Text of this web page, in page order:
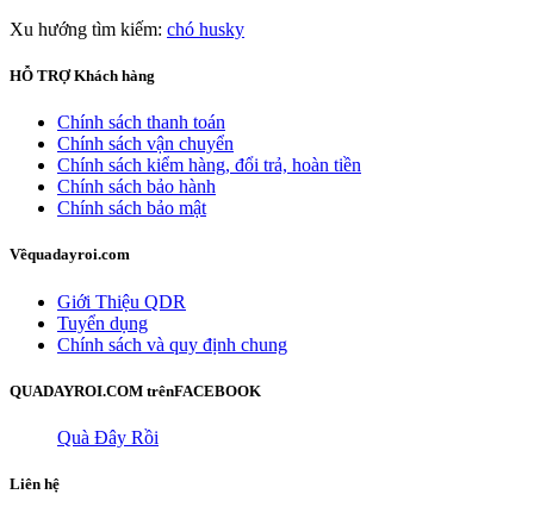
Xu hướng tìm kiếm: chó husky
HỖ TRỢKhách hàng
Chính sách thanh toán
Chính sách vận chuyển
Chính sách kiểm hàng, đổi trả, hoàn tiền
Chính sách bảo hành
Chính sách bảo mật
Vềquadayroi.com
Giới Thiệu QDR
Tuyển dụng
Chính sách và quy định chung
QUADAYROI.COM trênFACEBOOK
Quà Đây Rồi
Liên hệ